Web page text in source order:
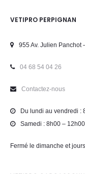
VETIPRO PERPIGNAN
955 Av. Julien Panchot
04 68 54 04 26
Contactez-nous
Du lundi au vendredi :
Samedi : 8h00 – 12h00
Fermé le dimanche et